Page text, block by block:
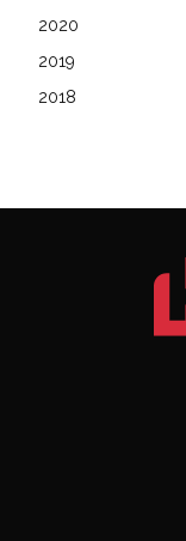
2020
2019
2018